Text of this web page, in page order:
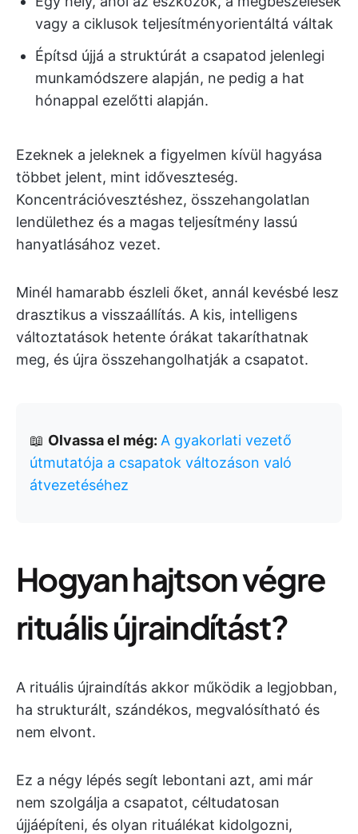
vagy a ciklusok teljesítményorientáltá váltak
Építsd újjá a struktúrát a csapatod jelenlegi
munkamódszere alapján, ne pedig a hat
hónappal ezelőtti alapján.
Ezeknek a jeleknek a figyelmen kívül hagyása
többet jelent, mint időveszteség.
Koncentrációvesztéshez, összehangolatlan
lendülethez és a magas teljesítmény lassú
hanyatlásához vezet.
Minél hamarabb észleli őket, annál kevésbé lesz
drasztikus a visszaállítás. A kis, intelligens
változtatások hetente órákat takaríthatnak
meg, és újra összehangolhatják a csapatot.
📖 Olvassa el még: A gyakorlati vezető
útmutatója a csapatok változáson való
átvezetéséhez
Hogyan hajtson végre
rituális újraindítást?
A rituális újraindítás akkor működik a legjobban,
ha strukturált, szándékos, megvalósítható és
nem elvont.
Ez a négy lépés segít lebontani azt, ami már
nem szolgálja a csapatot, céltudatosan
újjáépíteni, és olyan rituálékat kidolgozni,